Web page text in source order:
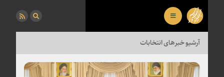
آرشیو خبرهای انتخابات